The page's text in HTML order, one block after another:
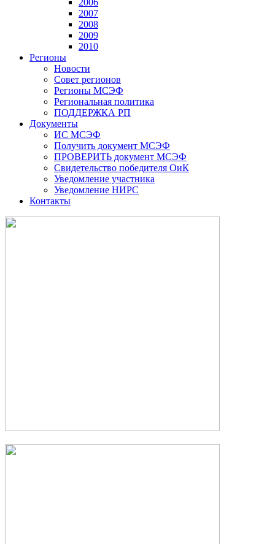
2006
2007
2008
2009
2010
Регионы
Новости
Совет регионов
Регионы МСЭФ
Региональная политика
ПОДДЕРЖКА РП
Документы
ИС МСЭФ
Получить документ МСЭФ
ПРОВЕРИТЬ документ МСЭФ
Свидетельство победителя ОиК
Уведомление участника
Уведомление НИРС
Контакты